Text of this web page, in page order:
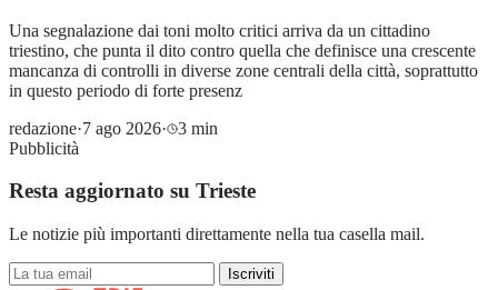
Una segnalazione dai toni molto critici arriva da un cittadino
triestino, che punta il dito contro quella che definisce una crescente
mancanza di controlli in diverse zone centrali della città, soprattutto
in questo periodo di forte presenz
redazione·7 ago 2026·
3 min
Pubblicità
Resta aggiornato su Trieste
Le notizie più importanti direttamente nella tua casella mail.
Iscriviti